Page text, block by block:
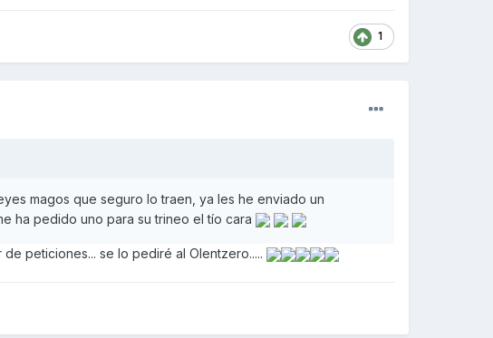
1
magos que seguro lo traen, ya les he enviado un
ha pedido uno para su trineo el tío cara
peticiones... se lo pediré al Olentzero.....